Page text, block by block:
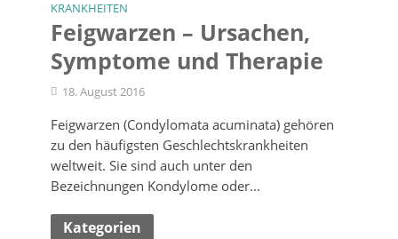
KRANKHEITEN
Feigwarzen – Ursachen,
Symptome und Therapie
18. August 2016
Feigwarzen (Condylomata acuminata) gehören
zu den häufigsten Geschlechtskrankheiten
weltweit. Sie sind auch unter den
Bezeichnungen Kondylome oder...
Kategorien